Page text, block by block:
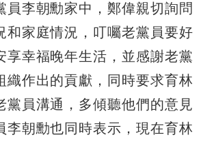
員李朝勳家中，鄭偉親切詢問
和家庭情況，叮囑老黨員要好
享幸福晚年生活，並感謝老黨
織作出的貢獻，同時要求育林
黨員溝通，多傾聽他們的意見
李朝勳也同時表示，現在育林